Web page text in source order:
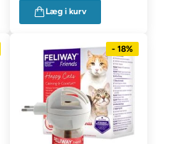
Læg i kurv
- 18%